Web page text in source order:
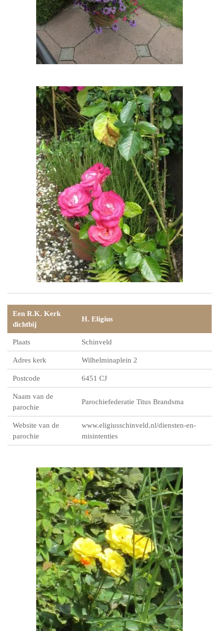
Een R.K. Kerk
dichtbij
H. Eligius
Plaats Schinveld
Adres kerk Wilhelminaplein 2
Postcode 6451 CJ
Naam van de
parochie
Parochiefederatie Titus Brandsma
Website van de
parochie
www.eligiusschinveld.nl/diensten-en-
misintenties